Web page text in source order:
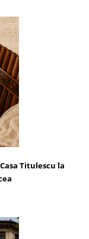
Titulescu la